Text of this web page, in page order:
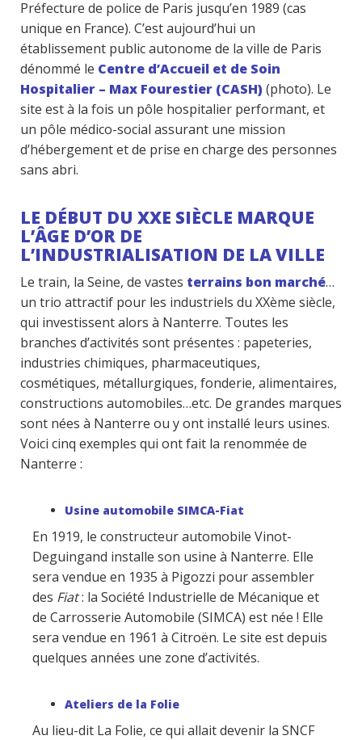
Préfecture de police de Paris jusqu’en 1989 (cas
unique en France). C’est aujourd’hui un
établissement public autonome de la ville de Paris
dénommé le Centre d’Accueil et de Soin
Hospitalier – Max Fourestier (CASH) (photo). Le
site est à la fois un pôle hospitalier performant, et
un pôle médico-social assurant une mission
d’hébergement et de prise en charge des personnes
sans abri.
LE DÉBUT DU XXE SIÈCLE MARQUE
L’ÂGE D’OR DE
L’INDUSTRIALISATION DE LA VILLE
Le train, la Seine, de vastes terrains bon marché…
un trio attractif pour les industriels du XXème siècle,
qui investissent alors à Nanterre. Toutes les
branches d’activités sont présentes : papeteries,
industries chimiques, pharmaceutiques,
cosmétiques, métallurgiques, fonderie, alimentaires,
constructions automobiles…etc. De grandes marques
sont nées à Nanterre ou y ont installé leurs usines.
Voici cinq exemples qui ont fait la renommée de
Nanterre :
Usine automobile SIMCA-Fiat
En 1919, le constructeur automobile Vinot-
Deguingand installe son usine à Nanterre. Elle
sera vendue en 1935 à Pigozzi pour assembler
des Fiat: la Société Industrielle de Mécanique et
de Carrosserie Automobile (SIMCA) est née ! Elle
sera vendue en 1961 à Citroën. Le site est depuis
quelques années une zone d’activités.
Ateliers de la Folie
Au lieu-dit La Folie, ce qui allait devenir la SNCF